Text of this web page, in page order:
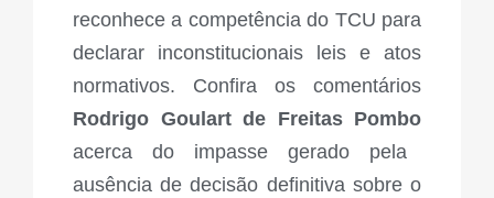
reconhece a competência do TCU para
declarar inconstitucionais leis e atos
normativos. Confira os comentários
Rodrigo Goulart de Freitas Pombo
acerca do impasse gerado pela
ausência de decisão definitiva sobre o